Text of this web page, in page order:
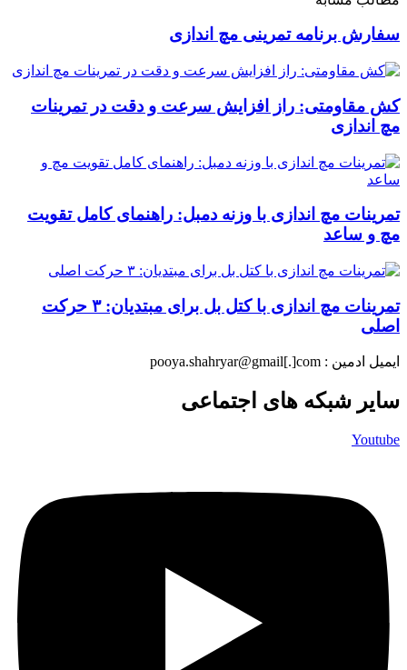
سفارش برنامه تمرینی مچ اندازی
کش مقاومتی: راز افزایش سرعت و دقت در تمرینات
مچ اندازی
تمرینات مچ اندازی با وزنه دمبل: راهنمای کامل تقویت
مچ و ساعد
تمرینات مچ اندازی با کتل بل برای مبتدیان: ۳ حرکت
اصلی
ایمیل ادمین : pooya.shahryar@gmail[.]com
سایر شبکه های اجتماعی
Youtube